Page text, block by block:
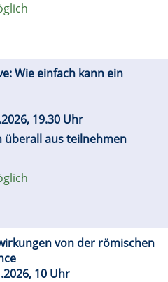
Wie einfach kann ein
19.30 Uhr
überall aus teilnehmen
von der römischen
10 Uhr